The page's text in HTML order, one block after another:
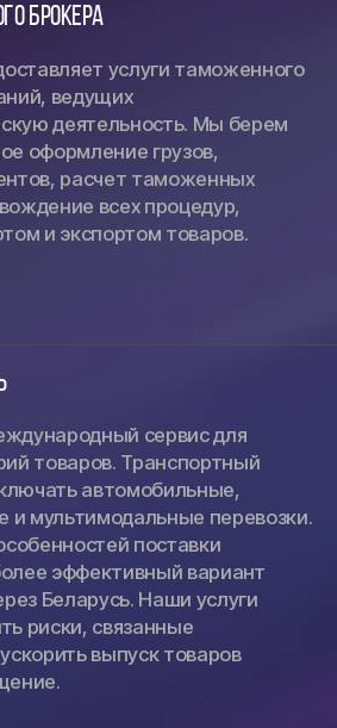
брокера
услуги таможенного
ведущих
деятельность. Мы берем
оформление грузов,
расчет таможенных
всех процедур,
и экспортом товаров.
сервис для
товаров. Транспортный
автомобильные,
мультимодальные перевозки.
поставки
эффективный вариант
Беларусь. Наши услуги
риски, связанные
выпуск товаров